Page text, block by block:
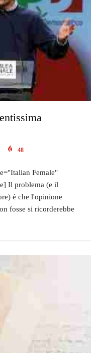
48
Female"
Il problema (e il
è che l'opinione
fosse si ricorderebbe